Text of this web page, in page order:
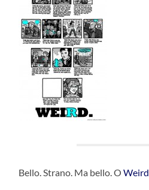
Bello. Strano. Ma bello. OWeird